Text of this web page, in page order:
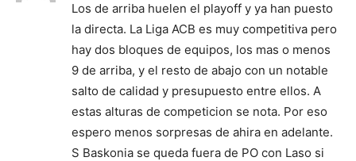
Los de arriba huelen el playoff y ya han puesto
la directa. La Liga ACB es muy competitiva pero
hay dos bloques de equipos, los mas o menos
9 de arriba, y el resto de abajo con un notable
salto de calidad y presupuesto entre ellos. A
estas alturas de competicion se nota. Por eso
espero menos sorpresas de ahira en adelante.
S Baskonia se queda fuera de PO con Laso si